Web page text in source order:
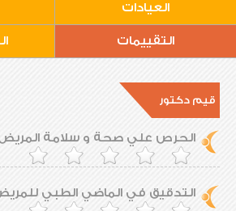
العيادات
التقييمات
قيم دكتور
الحرص علي صحة و سلامة
التدقيق في الماضي الطبي